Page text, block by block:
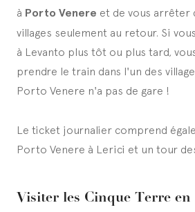
à Porto Venere et de vous arrêter
villages seulement au retour. Si
à Levanto plus tôt ou plus tard,
prendre le train dans l'un des
Porto Venere n'a pas de gare !
Le ticket journalier comprend
Porto Venere à Lerici et un tour
Visiter les Cinque Terre